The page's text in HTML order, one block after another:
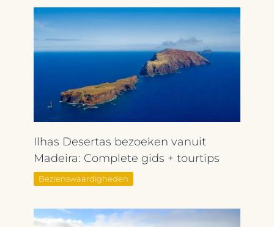
Ilhas Desertas bezoeken vanuit
Madeira: Complete gids + tourtips
Bezienswaardigheden